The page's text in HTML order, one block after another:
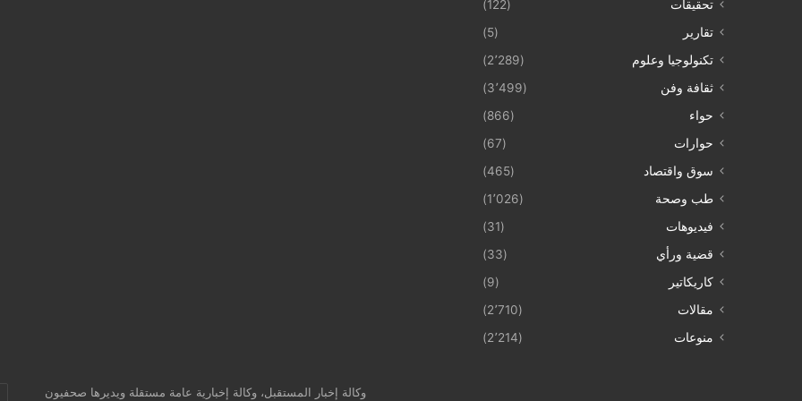
تحقيقات
(122)
تقارير
(5)
تكنولوجيا وعلوم
(2٬289)
ثقافة وفن
(3٬499)
حواء
(866)
حوارات
(67)
سوق واقتصاد
(465)
طب وصحة
(1٬026)
فيديوهات
(31)
قضية ورأي
(33)
كاريكاتير
(9)
مقالات
(2٬710)
منوعات
(2٬214)
وكالة إخبار المستقبل، وكالة إخبارية عامة مستقلة ويديرها صحفيون